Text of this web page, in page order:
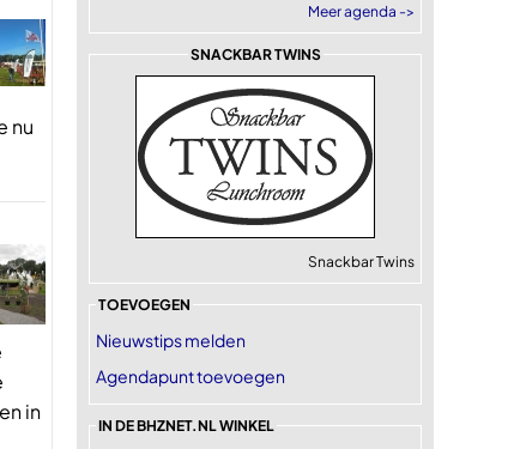
nu
in
Meer agenda ->
SNACKBAR TWINS
Snackbar Twins
TOEVOEGEN
Nieuwstips melden
Agendapunt toevoegen
IN DE BHZNET.NL WINKEL